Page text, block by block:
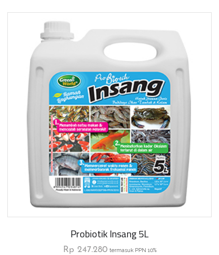
Probiotik Insang 5L
Rp 247.280 termasuk PPN 10%